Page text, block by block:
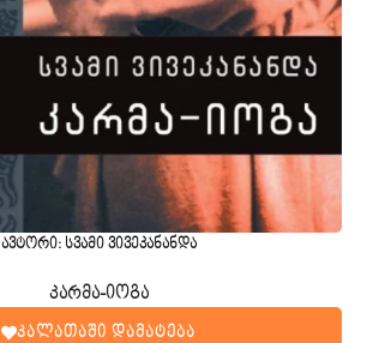
ავტორი: სვამი ვივეკანანდა
კარმა-იოგა
კალათაში დამატება